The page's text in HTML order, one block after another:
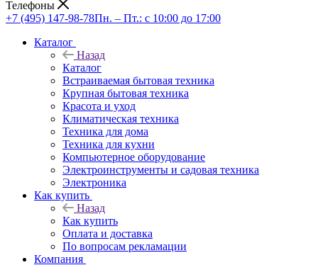
Телефоны
+7 (495) 147-98-78Пн. – Пт.: с 10:00 до 17:00
Каталог
Назад
Каталог
Встраиваемая бытовая техника
Крупная бытовая техника
Красота и уход
Климатическая техника
Техника для дома
Техника для кухни
Компьютерное оборудование
Электроинструменты и садовая техника
Электроника
Как купить
Назад
Как купить
Оплата и доставка
По вопросам рекламации
Компания